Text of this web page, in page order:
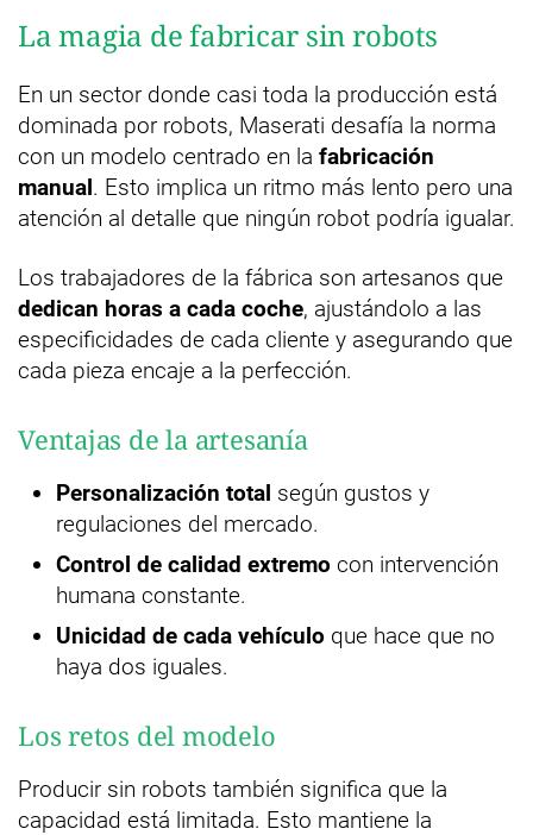
La magia de fabricar sin robots
En un sector donde casi toda la producción está
dominada por robots, Maserati desafía la norma
con un modelo centrado en la fabricación
manual. Esto implica un ritmo más lento pero una
atención al detalle que ningún robot podría igualar.
Los trabajadores de la fábrica son artesanos que
dedican horas a cada coche, ajustándolo a las
especificidades de cada cliente y asegurando que
cada pieza encaje a la perfección.
Ventajas de la artesanía
Personalización total según gustos y
regulaciones del mercado.
Control de calidad extremo con intervención
humana constante.
Unicidad de cada vehículo que hace que no
haya dos iguales.
Los retos del modelo
Producir sin robots también significa que la
capacidad está limitada. Esto mantiene la